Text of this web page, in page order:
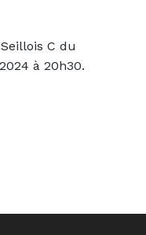
C du
à 20h30.